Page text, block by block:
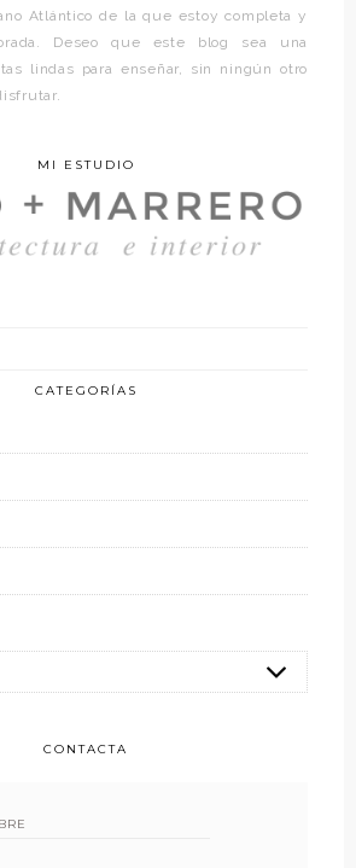
Atlántico de la que estoy completa y
Deseo que este blog sea una
lindas para enseñar, sin ningún otro
MI ESTUDIO
CATEGORÍAS
CONTACTA